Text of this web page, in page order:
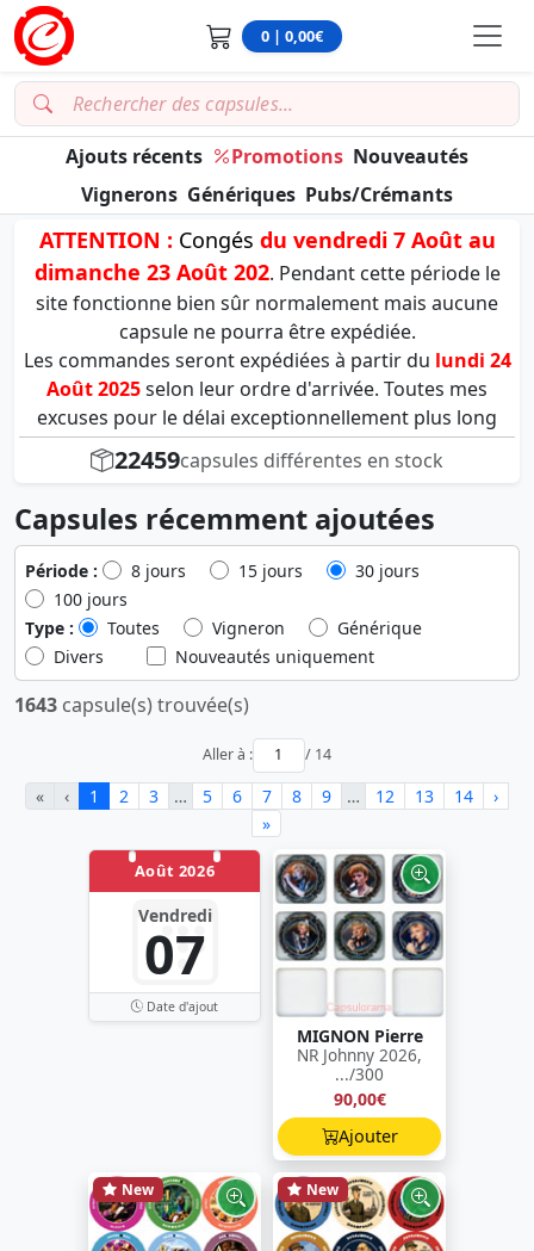
0 | 0,00€
Ajouts récents Promotions Nouveautés
Vignerons Génériques Pubs/Crémants
ATTENTION : Congés du vendredi 7 Août au
dimanche 23 Août 202. Pendant cette période le
site fonctionne bien sûr normalement mais aucune
capsule ne pourra être expédiée.
Les commandes seront expédiées à partir du lundi 24
Août 2025selon leur ordre d'arrivée. Toutes mes
excuses pour le délai exceptionnellement plus long
22459capsules différentes en stock
Capsules récemment ajoutées
Période : 8 jours 15 jours
30 jours
100 jours
Type :
Toutes Vigneron
Générique
Divers
Nouveautés uniquement
1643 capsule(s) trouvée(s)
Aller à : / 14
« ‹ 1 2 3 … 5 6 7 8 9 … 12 13 14
›
»
Août 2026
Vendredi
07
Date d'ajout
MIGNON Pierre
NR Johnny 2026,
.../300
90,00€
Ajouter
New New